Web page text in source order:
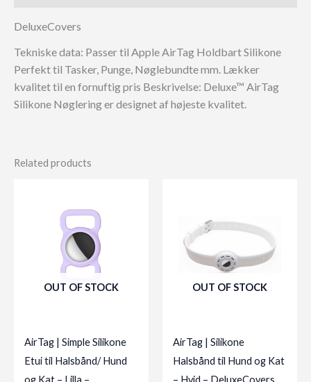
DeluxeCovers
Tekniske data: Passer til Apple AirTag Holdbart Silikone
Perfekt til Tasker, Punge, Nøglebundte mm. Lækker
kvalitet til en fornuftig pris Beskrivelse: Deluxe™ AirTag
Silikone Nøglering er designet af højeste kvalitet.
Related products
OUT OF STOCK
AirTag | Simple Silikone
Etui til Halsbånd/ Hund
og Kat – Lilla –
OUT OF STOCK
AirTag | Silikone
Halsbånd til Hund og Kat
– Hvid – DeluxeCovers